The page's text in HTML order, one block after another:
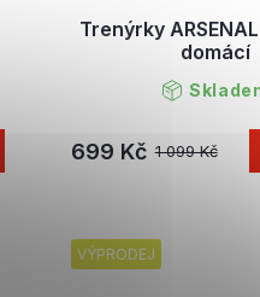
Trenýrky
domácí
1 099 Kč
699 Kč
VÝPRODEJ